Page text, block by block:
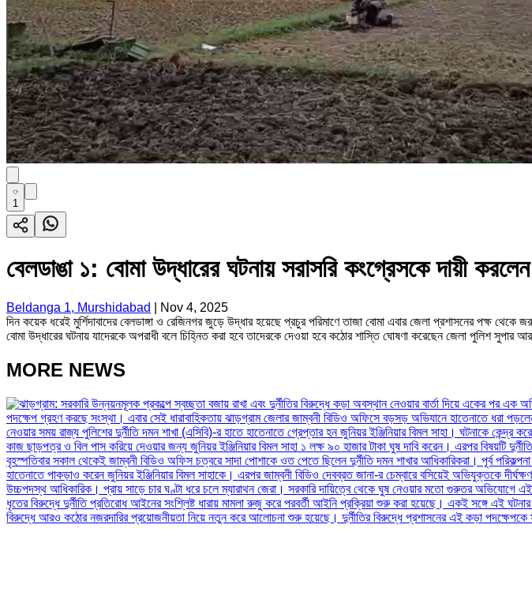
1
বেলডাঙা ১: বোমা উদ্ধারের ঘটনায় সরাসরি কংগ্রেসকে দায়ী করলেন
Beldanga 1, Murshidabad
Nov 4, 2025
দিন কয়েক ধরেই মুর্শিদাবাদের বেলডাঙ্গা ও রেজিনগর জুড়ে উদ্ধার হয়েছে প্রচুর পরিমাণে তাজা বোমা এবার জেলা প্রশাসনের
বোমা উদ্ধারের ঘটনায় যাদেরকে অপরাধী বলে চিহ্নিত করা হবে তাদেরকে দেওয়া হবে কঠোর শাস্তি ঘোষণা করেছেন জেলা পুলিশ সুপার
MORE NEWS